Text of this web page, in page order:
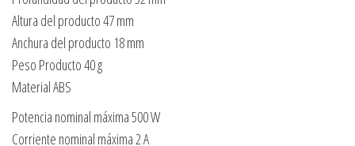
Altura del producto 47 mm
Anchura del producto 18 mm
Peso Producto 40 g
Material ABS
Potencia nominal máxima 500 W
Corriente nominal máxima 2 A